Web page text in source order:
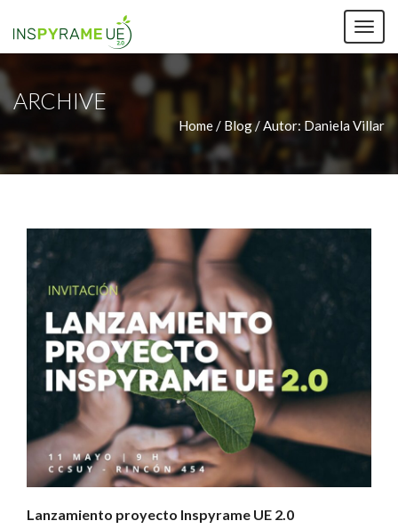
ARCHIVE
Home / Blog /Autor: Daniela Villar
Lanzamiento proyecto Inspyrame UE 2.0